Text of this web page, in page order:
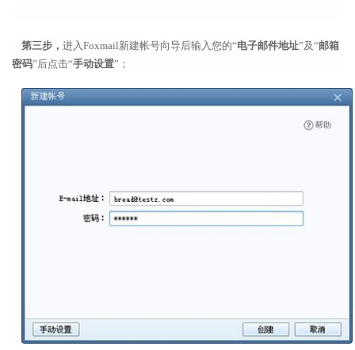
第三步， 进入Foxmail新建帐号向导后输入您的“电子邮件地址”及“邮箱
密码”后点击“手动设置”；